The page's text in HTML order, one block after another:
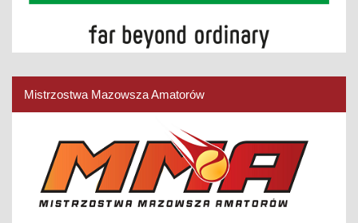
Mistrzostwa Mazowsza Amatorów